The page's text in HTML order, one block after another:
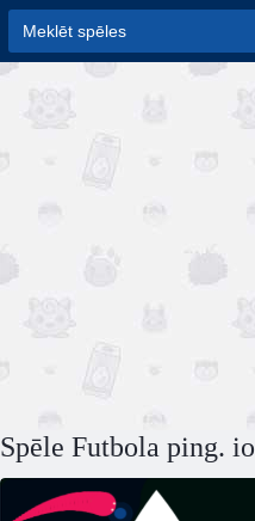
Spēle Futbola ping. io